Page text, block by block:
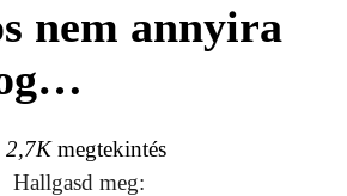
nem annyira
2,7Kmegtekintés
Hallgasd meg: